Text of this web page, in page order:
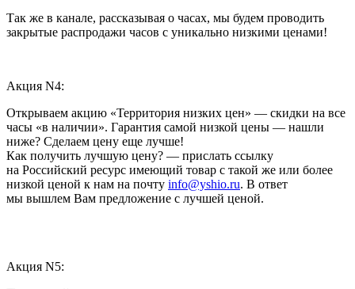
Так же в канале, рассказывая о часах, мы будем проводить
закрытые распродажи часов с уникально низкими ценами!
Акция N4:
Открываем акцию «Территория низких цен» — скидки на все
часы «в наличии». Гарантия самой низкой цены — нашли
ниже? Сделаем цену еще лучше!
Как получить лучшую цену? — прислать ссылку
на Российский ресурс имеющий товар с такой же или более
низкой ценой к нам на почту info@yshio.ru. В ответ
мы вышлем Вам предложение с лучшей ценой.
Акция N5: